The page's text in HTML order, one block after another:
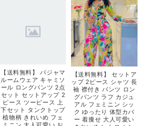
【送料無料】 パジャマ
ルームウェア キャミソ
ール ロングパンツ 2点
セット セットアップ 2
ピース ツーピース 上
下セット タンクトップ
植物柄 きれいめ フェ
【送料無料】 セットア
ップ 2ピース シャツ 長
袖 襟付き パンツ ロン
グパンツ ラフ カジュ
アル フェミニン シッ
ク ゆったり 体型カバ
ー 着痩せ 大人可愛い